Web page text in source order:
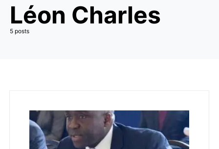
Léon Charles
5 posts